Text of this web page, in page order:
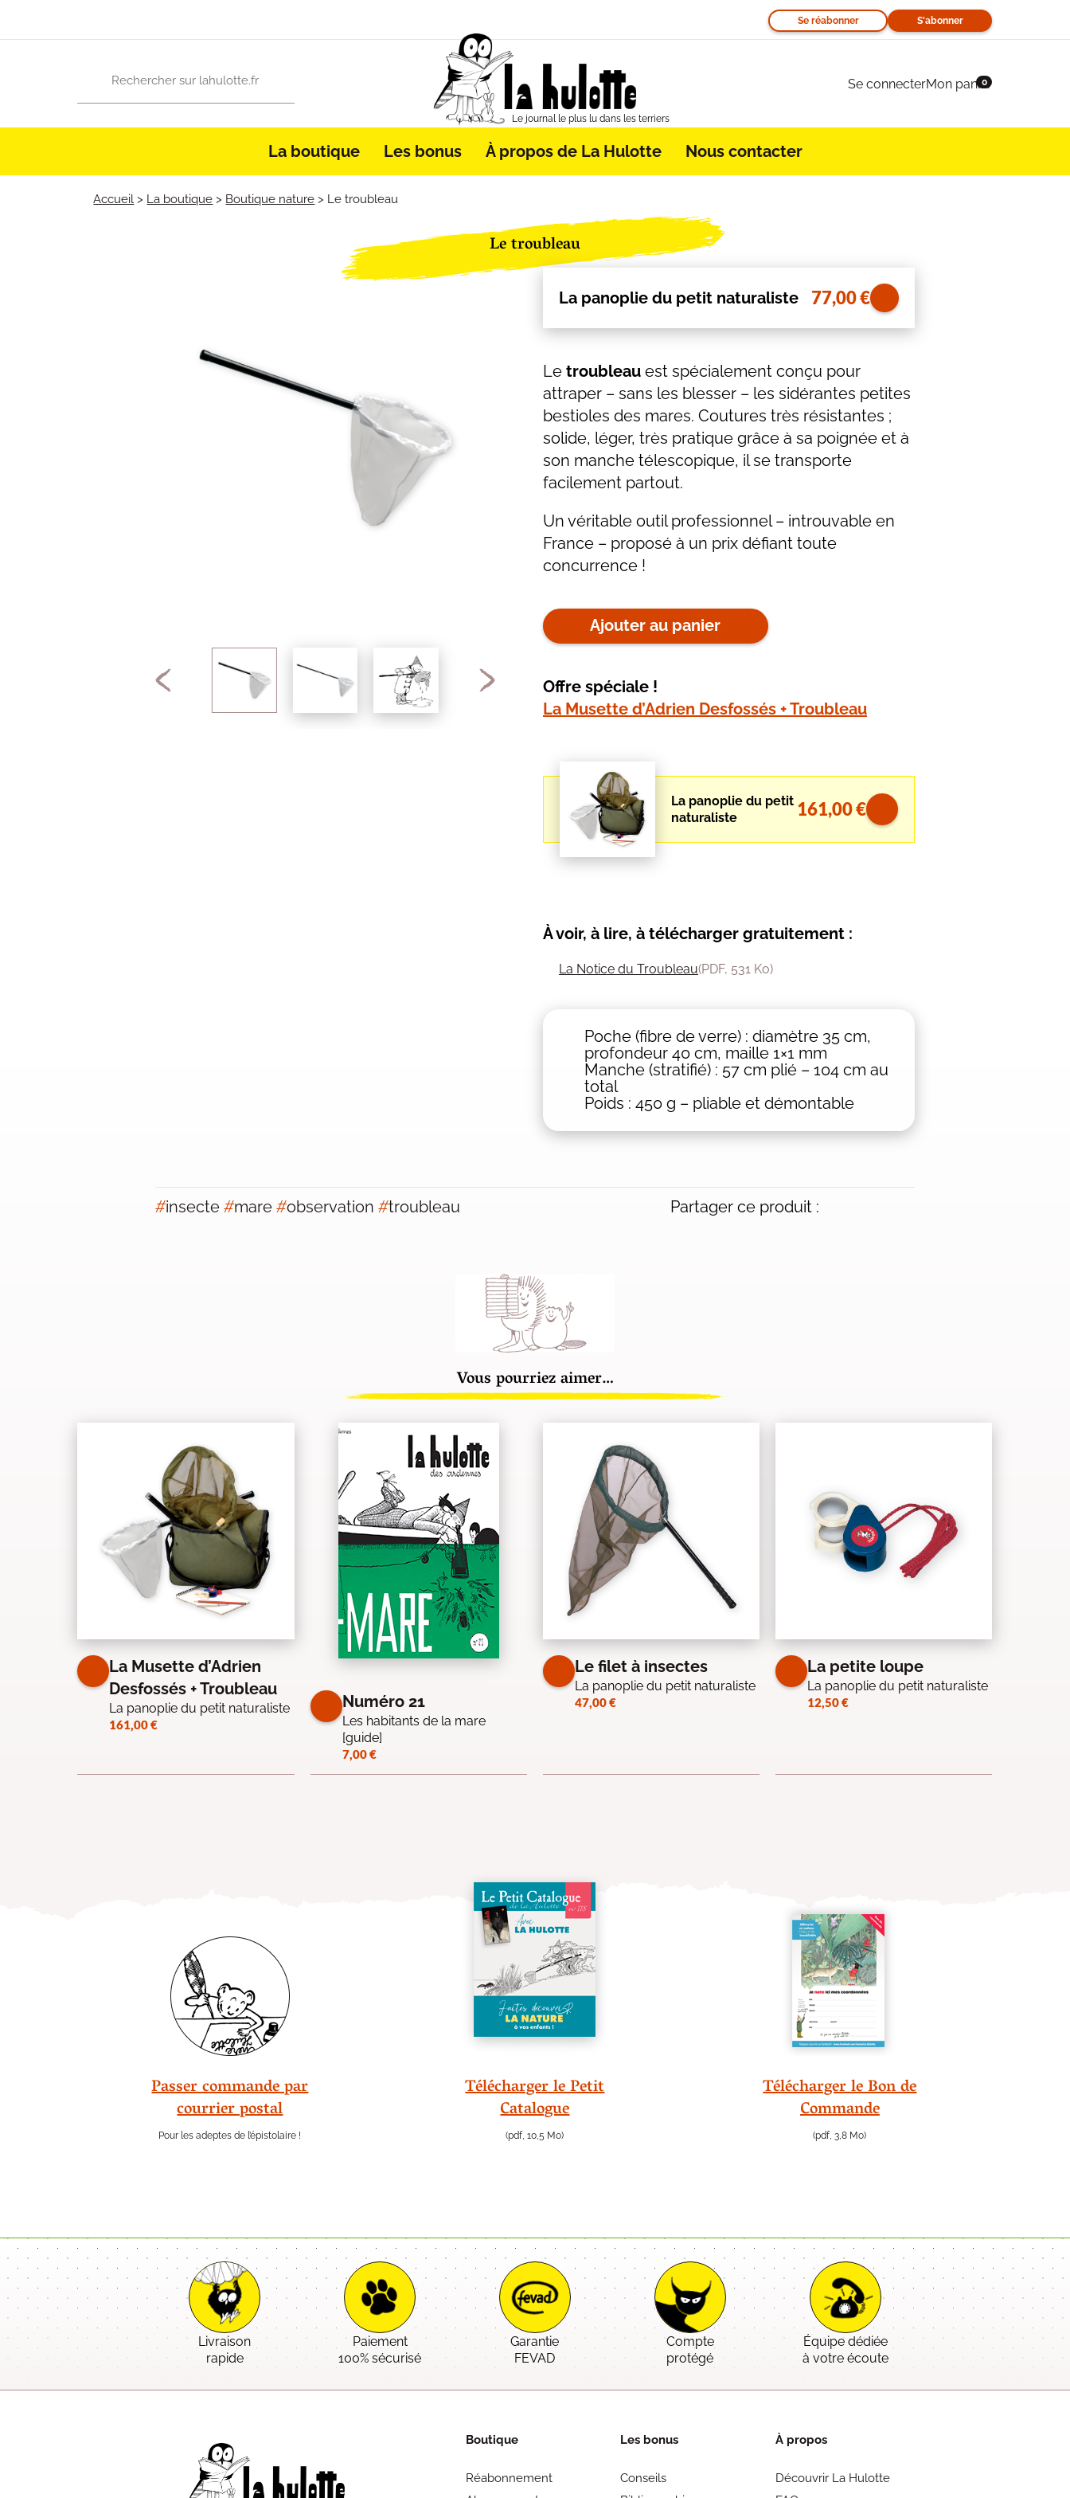
Se réabonner S'abonner
Le journal le plus lu dans les terriers
Se connecter 0
Mon panier
La boutique Les bonus À propos de La Hulotte Nous contacter
Accueil > La boutique > Boutique nature > Le troubleau
Le troubleau
La panoplie du petit naturaliste 77,00€
Le troubleauest spécialement conçu pour
attraper – sans les blesser – les sidérantes petites
bestioles des mares. Coutures très résistantes ;
solide, léger, très pratique grâce à sa poignée et à
son manche télescopique, il se transporte
facilement partout.
Un véritable outil professionnel – introuvable en
France – proposé à un prix défiant toute
concurrence !
Ajouter au panier
Offre spéciale !
La Musette d’Adrien Desfossés + Troubleau
La panoplie du petit
naturaliste
161,00€
À voir, à lire, à télécharger gratuitement :
La Notice du Troubleau(PDF, 531 Ko)
Poche (fibre de verre) : diamètre 35 cm,
profondeur 40 cm, maille 1×1 mm
Manche (stratifié) : 57 cm plié – 104 cm au
total
Poids : 450 g – pliable et démontable
#insecte #mare #observation #troubleau Partager ce produit :
Vous pourriez aimer…
La Musette d’Adrien
Desfossés + Troubleau
La panoplie du petit naturaliste
161,00€
Numéro 21
Les habitants de la mare
[guide]
7,00€
Le filet à insectes
La panoplie du petit naturaliste
47,00€
La petite loupe
La panoplie du petit naturaliste
12,50€
Passer commande par
courrier postal
Pour les adeptes de l’épistolaire !
Télécharger le Petit
Catalogue
(pdf, 10,5 Mo)
Télécharger le Bon de
Commande
(pdf, 3,8 Mo)
Livraison
rapide
Paiement
100% sécurisé
Garantie
FEVAD
Compte
protégé
Équipe dédiée
à votre écoute
Boutique
Réabonnement
Les bonus
Conseils
À propos
Découvrir La Hulotte